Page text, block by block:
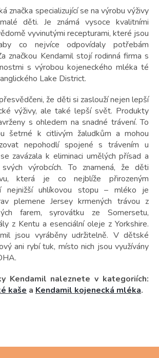
značka specializující se na výrobu výživy
děti. Je známá vysoce kvalitními
vyvinutými recepturami, které jsou
co nejvíce odpovídaly potřebám
značkou Kendamil stojí rodinná firma s
s výrobou kojeneckého mléka té
Lake District.
že děti si zaslouží nejen lepší
výživy, ale také lepší svět. Produkty
s ohledem na snadné trávení. To
šetrné k citlivým žaludkům a mohou
nepohodlí spojené s trávením u
zavázala k eliminaci umělých přísad a
výrobcích. To znamená, že děti
která je co nejblíže přirozeným
nejnižší uhlíkovou stopu – mléko je
plemene Jersey krmených trávou z
farem, syrovátku ze Somersetu,
z Kentu a esenciální oleje z Yorkshire.
jsou vyráběny udržitelně. V dětské
ani rybí tuk, místo nich jsou využívány
Kendamil naleznete v kategoriích:
kaše a Kendamil kojenecká mléka.